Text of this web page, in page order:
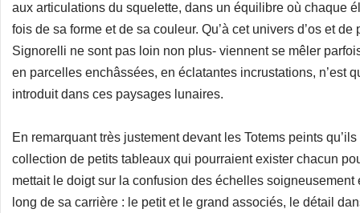
aux articulations du squelette, dans un équilibre où chaque
fois de sa forme et de sa couleur. Qu’à cet univers d’os et
Signorelli ne sont pas loin non plus- viennent se mêler
en parcelles enchâssées, en éclatantes incrustations, n’est
introduit dans ces paysages lunaires.
En remarquant très justement devant les Totems peints
collection de petits tableaux qui pourraient exister chacun
mettait le doigt sur la confusion des échelles soigneusement
long de sa carrière : le petit et le grand associés, le détail